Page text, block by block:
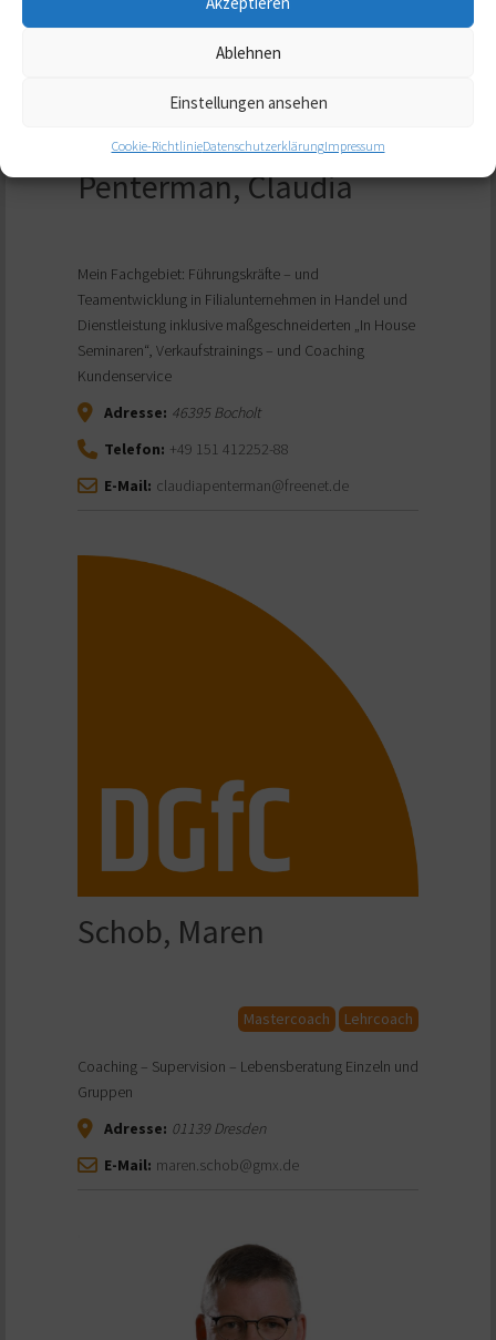
Ablehnen
Einstellungen ansehen
Cookie-RichtlinieDatenschutzerklärungImpressum
Penterman, Claudia
Mein Fachgebiet: Führungskräfte – und
Teamentwicklung in Filialunternehmen in Handel und
Dienstleistung inklusive maßgeschneiderten „In House
Seminaren“, Verkaufstrainings – und Coaching
Kundenservice
Adresse: 46395Bocholt
Telefon: +49 151 412252-88
E-Mail: claudiapenterman@freenet.de
Schob, Maren
Mastercoach Lehrcoach
Coaching – Supervision – Lebensberatung Einzeln und
Gruppen
Adresse: 01139Dresden
E-Mail: maren.schob@gmx.de